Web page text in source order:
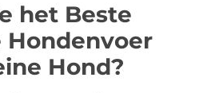
het Beste
Hondenvoer
Hond?